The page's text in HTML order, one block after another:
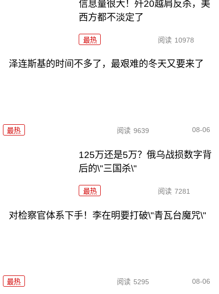
信息量很大！歼20越肩反杀，美
西方都不淡定了
最热 阅读 10978
泽连斯基的时间不多了，最艰难的冬天又要来了
最热 阅读 9639 08-06
125万还是5万？俄乌战损数字背
后的\"三国杀\"
最热 阅读 7281
对检察官体系下手！李在明要打破\"青瓦台魔咒\"
最热 阅读 5295 08-06